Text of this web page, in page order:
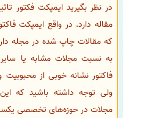
در نظر بگیرید ایمپکت فکتور
مقاله دارد. در واقع ایمپکت
که مقالات چاپ شده در مجله
به نسبت مجلات مشابه یا
فاکتور نشانه خوبی از
ولی توجه داشته باشید که
مجلات در حوزه‌های تخصصی